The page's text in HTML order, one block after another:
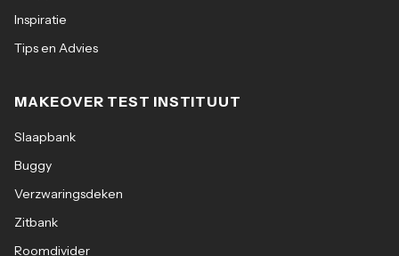
Inspiratie
Tips en Advies
MAKEOVER TEST INSTITUUT
Slaapbank
Buggy
Verzwaringsdeken
Zitbank
Roomdivider